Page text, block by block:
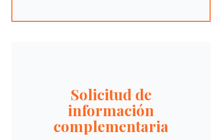
Solicitud de
información
complementaria